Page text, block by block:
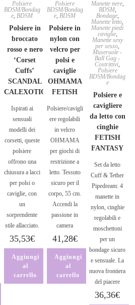
Polsiere
BDSM/Bondag
e,BDSM
Polsiere in
broccato
rosso e nero
‘Corset
Cuffs’
SCANDAL
CALEXOTIC
Ispirati ai
sensuali
modelli dei
corsetti, queste
polsiere
offrono una
chiusura a lacci
per polsi o
caviglie, con
un
sorprendente
stile allacciato.
35,53€
Aggiungi
al
carrello
Polsiere
BDSM/Bondag
e,BDSM
Polsiere in
nylon con
velcro per
polsi e
caviglie
OHMAMA
FETISH
Polsiere/cavigli
ere regolabili
in velcro
OHMAMA
per giochi di
restrizione a
letto. Tessuto
sicuro per il
corpo, 55 cm.
Accendi la
passione in
camera
41,28€
Aggiungi
al
carrello
Manette nere,
BDSM,
Bondage,
Manette letto,
Manette piedi
caviglie,
Manette sexy
per sesso,
Museruole -
Ball Gag -
Costrittivi,
Polsiere
BDSM/Bondag
e
Polsiere e
cavigliere
da letto con
cinghie
FETISH
FANTASY
Set da letto
Cuff & Tether
Pipedream: 4
manette in
nylon, cinghie
regolabili e
moschettoni
per un
bondage sicuro
e sensuale. La
nuova frontiera
del piacere
36,36€